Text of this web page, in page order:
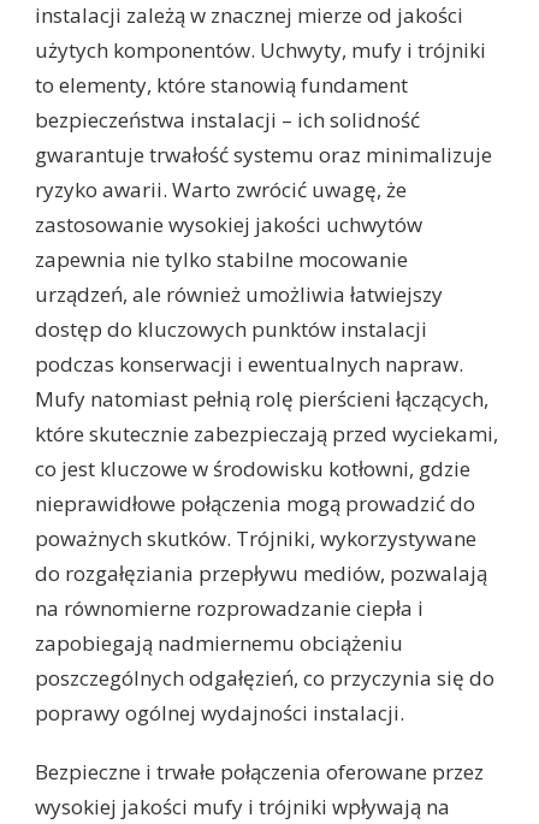
instalacji zależą w znacznej mierze od jakości
użytych komponentów. Uchwyty, mufy i trójniki
to elementy, które stanowią fundament
bezpieczeństwa instalacji – ich solidność
gwarantuje trwałość systemu oraz minimalizuje
ryzyko awarii. Warto zwrócić uwagę, że
zastosowanie wysokiej jakości uchwytów
zapewnia nie tylko stabilne mocowanie
urządzeń, ale również umożliwia łatwiejszy
dostęp do kluczowych punktów instalacji
podczas konserwacji i ewentualnych napraw.
Mufy natomiast pełnią rolę pierścieni łączących,
które skutecznie zabezpieczają przed wyciekami,
co jest kluczowe w środowisku kotłowni, gdzie
nieprawidłowe połączenia mogą prowadzić do
poważnych skutków. Trójniki, wykorzystywane
do rozgałęziania przepływu mediów, pozwalają
na równomierne rozprowadzanie ciepła i
zapobiegają nadmiernemu obciążeniu
poszczególnych odgałęzień, co przyczynia się do
poprawy ogólnej wydajności instalacji.
Bezpieczne i trwałe połączenia oferowane przez
wysokiej jakości mufy i trójniki wpływają na